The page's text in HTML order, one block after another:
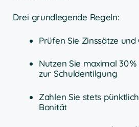
Drei grundlegende Regeln:
Prüfen Sie Zinssätze
Nutzen Sie maximal 30
zur Schuldentilgung
Zahlen Sie stets
Bonität